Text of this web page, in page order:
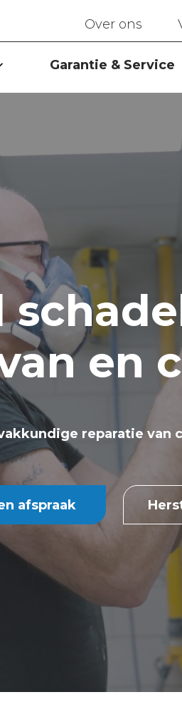
Over ons
Garantie & Service
en
reparatie van
afspraak